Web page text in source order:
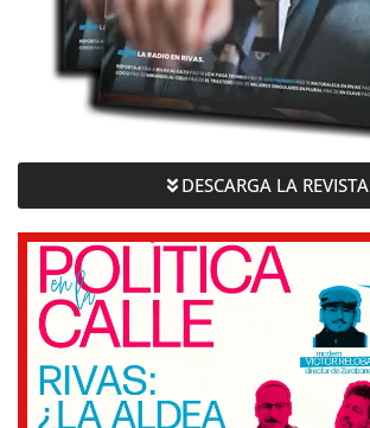
DESCARGA LA REVISTA